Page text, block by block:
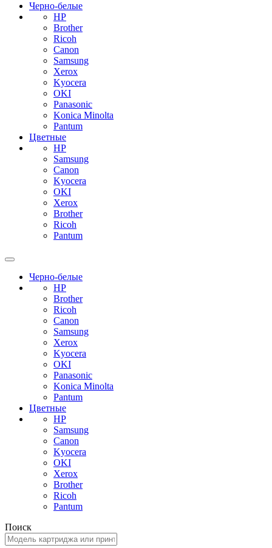
Черно-белые
HP
Brother
Ricoh
Canon
Samsung
Xerox
Kyocera
OKI
Panasonic
Konica Minolta
Pantum
Цветные
HP
Samsung
Canon
Kyocera
OKI
Xerox
Brother
Ricoh
Pantum
Черно-белые
HP
Brother
Ricoh
Canon
Samsung
Xerox
Kyocera
OKI
Panasonic
Konica Minolta
Pantum
Цветные
HP
Samsung
Canon
Kyocera
OKI
Xerox
Brother
Ricoh
Pantum
Поиск